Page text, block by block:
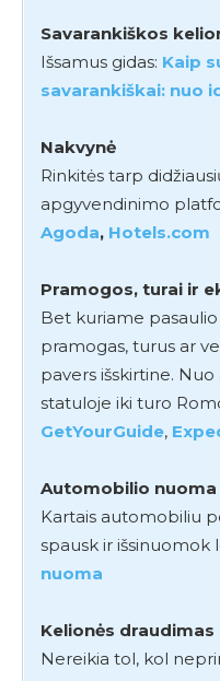
Savarankiškos
Išsamus gidas: Kaip
savarankiškai: nuo
Nakvynė
Rinkitės tarp
apgyvendinimo
Agoda, Hotels.com
Pramogos, turai ir
Bet kuriame
pramogas, turus ar
pavers išskirtine.
statuloje iki turo
GetYourGuide,
Automobilio nuoma
Kartais automobiliu
spausk ir išsinuomok
nuoma
Kelionės draudimas
Nereikia tol, kol